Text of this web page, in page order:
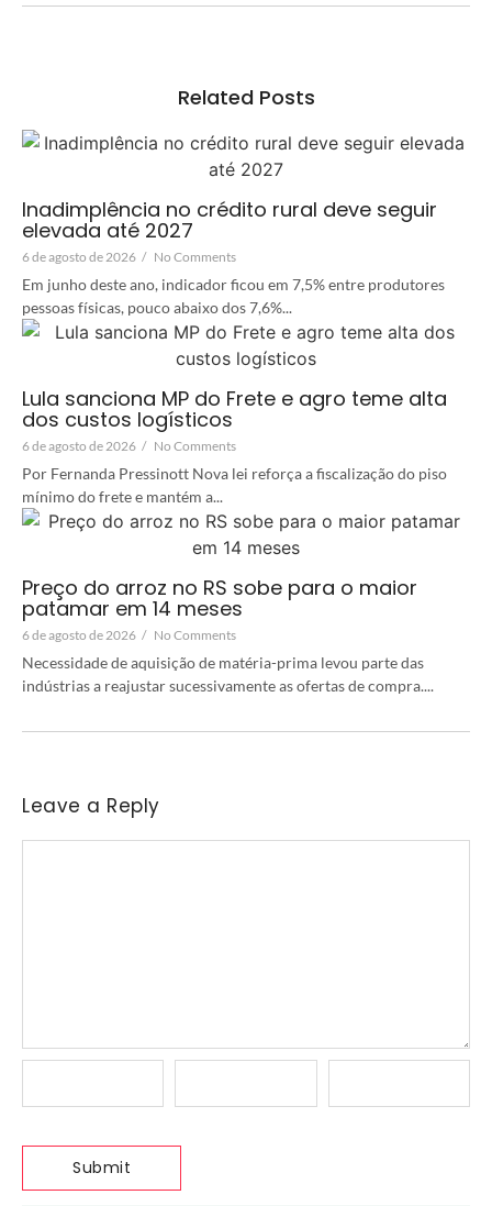
Related Posts
Inadimplência no crédito rural deve seguir
elevada até 2027
6 de agosto de 2026 / No Comments
Em junho deste ano, indicador ficou em 7,5% entre produtores
pessoas físicas, pouco abaixo dos 7,6%...
Lula sanciona MP do Frete e agro teme alta
dos custos logísticos
6 de agosto de 2026 / No Comments
Por Fernanda Pressinott Nova lei reforça a fiscalização do piso
mínimo do frete e mantém a...
Preço do arroz no RS sobe para o maior
patamar em 14 meses
6 de agosto de 2026 / No Comments
Necessidade de aquisição de matéria-prima levou parte das
indústrias a reajustar sucessivamente as ofertas de compra....
Leave a Reply